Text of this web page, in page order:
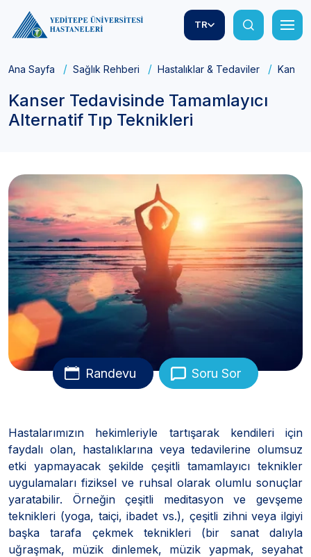
TR
Ana Sayfa Sağlık Rehberi Hastalıklar & Tedaviler
Kanser Tedavisinde Tamamlayıcı
Alternatif Tıp Teknikleri
Randevu Soru Sor
Hastalarımızın hekimleriyle tartışarak kendileri için
faydalı olan, hastalıklarına veya tedavilerine olumsuz
etki yapmayacak şekilde çeşitli tamamlayıcı teknikler
uygulamaları fiziksel ve ruhsal olarak olumlu sonuçlar
yaratabilir. Örneğin çeşitli meditasyon ve gevşeme
teknikleri (yoga, taiçi, ibadet vs.), çeşitli zihni veya ilgiyi
başka tarafa çekmek teknikleri (bir sanat dalıyla
uğraşmak, müzik dinlemek, müzik yapmak, seyahat